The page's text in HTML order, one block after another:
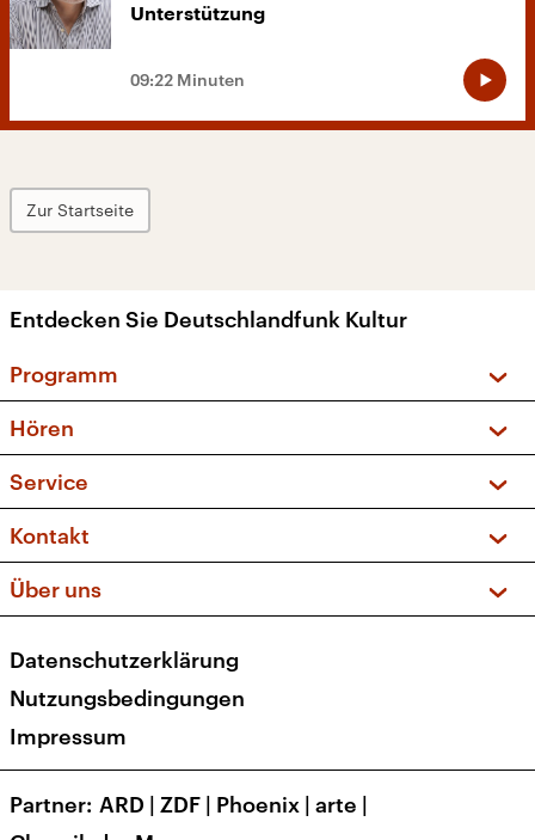
Unterstützung
09:22 Minuten
Zur Startseite
Entdecken Sie Deutschlandfunk Kultur
Programm
Sendungen und Podcasts
Musikliste
Kakadu – Das Kinderprogramm
Hören
Frequenzen (UKW + DAB+)
Service
FAQ
Apps
Newsletter
Veranstaltungen
Kontakt
Social Media
Über uns
Presse
Karriere
Transparenz
Datenschutzerklärung
Nutzungsbedingungen
Impressum
Partner ARD | ZDF | Phoenix | arte |